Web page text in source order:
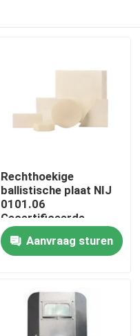
Rechthoekige
ballistische plaat NIJ
0101.06
Gecertificeerde
constructie van
samengestelde
materialen
Aanvraag sturen